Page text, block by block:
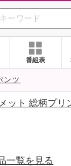
番組表
ンツ
ット 総柄プリ
一覧を見る